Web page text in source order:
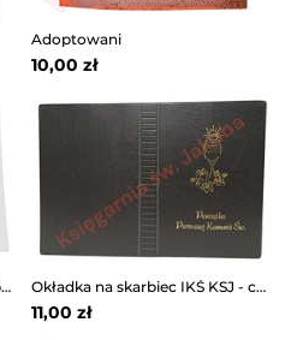
Adoptowani
10,00 zł
Okładka na skarbiec IKŚ KSJ - biała Okładka na skarbiec IKŚ KSJ - czarna
11,00 zł